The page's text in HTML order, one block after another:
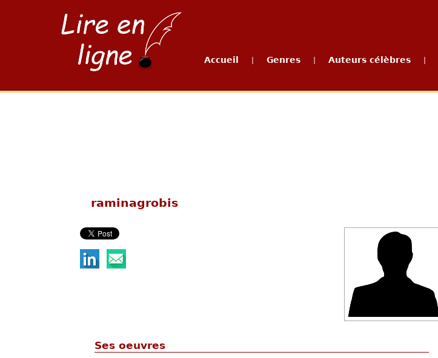
Accueil Genres Auteurs célèbres
raminagrobis
Ses oeuvres